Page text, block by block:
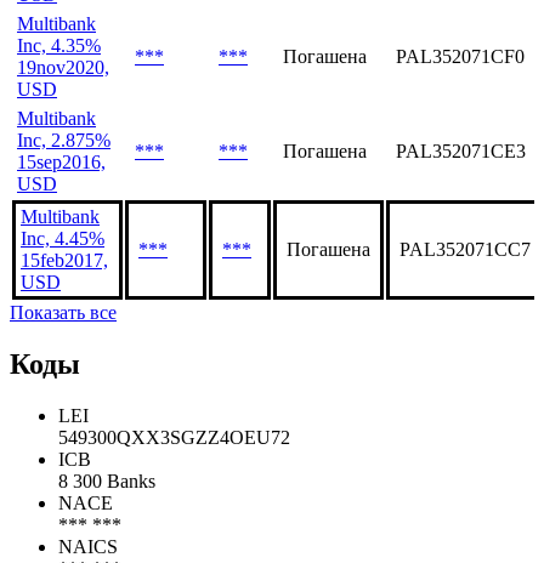
Multibank
Inc, 2.875%
24feb2017,
USD
*** *** Погашена PAL352071CG8
Multibank
Inc, 4.35%
19nov2020,
USD
*** *** Погашена PAL352071CF0
Multibank
Inc, 2.875%
15sep2016,
USD
Multibank
Inc, 4.45%
USD
Коды
LEI
549300QXX3SGZZ4OEU72
ICB